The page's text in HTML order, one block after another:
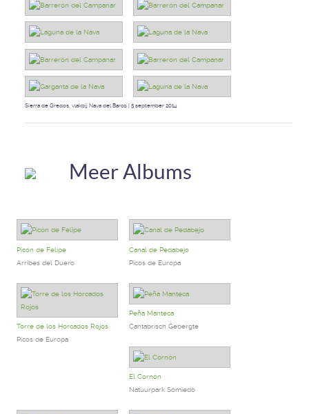
Sierra de Gredos, vlakbij Nava del Barco | 5 september 2014
Meer Albums
Picón de Felipe
Arribes del Duero
Canal de Pedabejo
Picos de Europa
Torre de los Horcados Rojos
Picos de Europa
Peña Manteca
Cantabrisch Gebergte
El Cornón
Natuurpark Somiedo